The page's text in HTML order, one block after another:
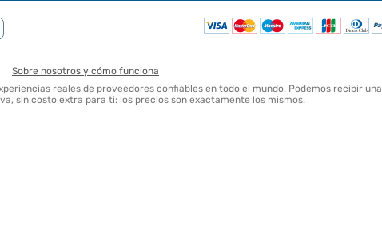
Sobre nosotros y cómo funciona
reales de proveedores confiables en todo el mundo. Podemos recibir una
sin costo extra para ti: los precios son exactamente los mismos.